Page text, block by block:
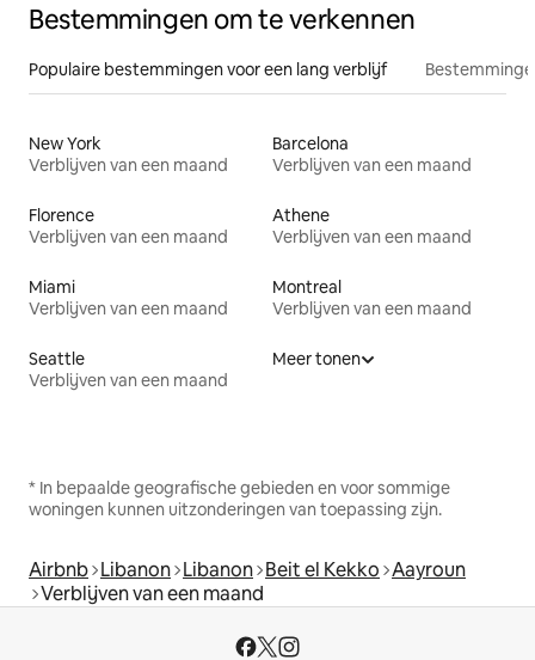
Bestemmingen om te verkennen
Populaire bestemmingen voor een lang verblijf
New York
Verblijven van een maand
Barcelona
Verblijven van een maand
Florence
Verblijven van een maand
Athene
Verblijven van een maand
Miami
Verblijven van een maand
Montreal
Verblijven van een maand
Seattle
Verblijven van een maand
Meer tonen
* In bepaalde geografische gebieden en voor sommige
woningen kunnen uitzonderingen van toepassing zijn.
Airbnb Libanon Libanon Beit el Kekko Aayroun
Verblijven van een maand